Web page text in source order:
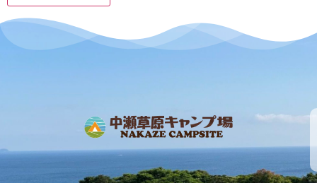
ム
利
規
会
概
ン
ポ
リ
イ
バ
ー
リ